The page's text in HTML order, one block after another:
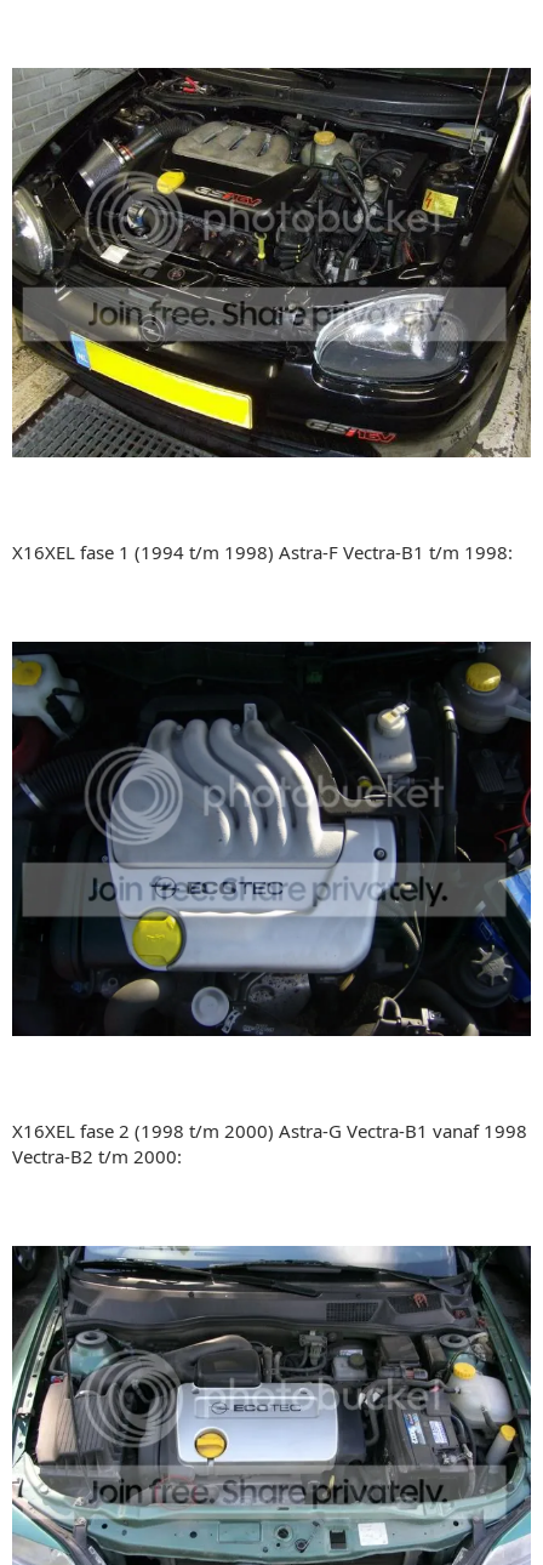
X16XEL fase 1 (1994 t/m 1998) Astra-F Vectra-B1 t/m 1998:
X16XEL fase 2 (1998 t/m 2000) Astra-G Vectra-B1 vanaf 1998
Vectra-B2 t/m 2000: